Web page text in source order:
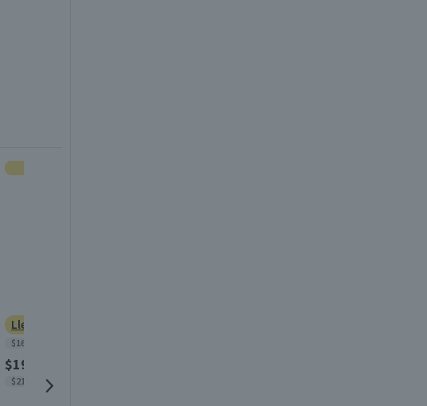
Lleva 2 por $2950
$1639 x lt
$1950
$2167 x lt